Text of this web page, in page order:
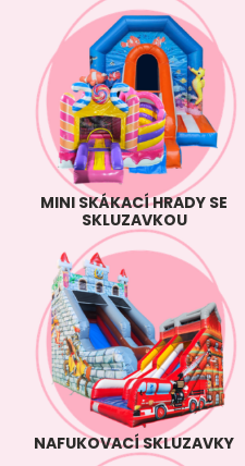
MINI SKÁKACÍ HRADY SE
SKLUZAVKOU
NAFUKOVACÍ SKLUZAVKY